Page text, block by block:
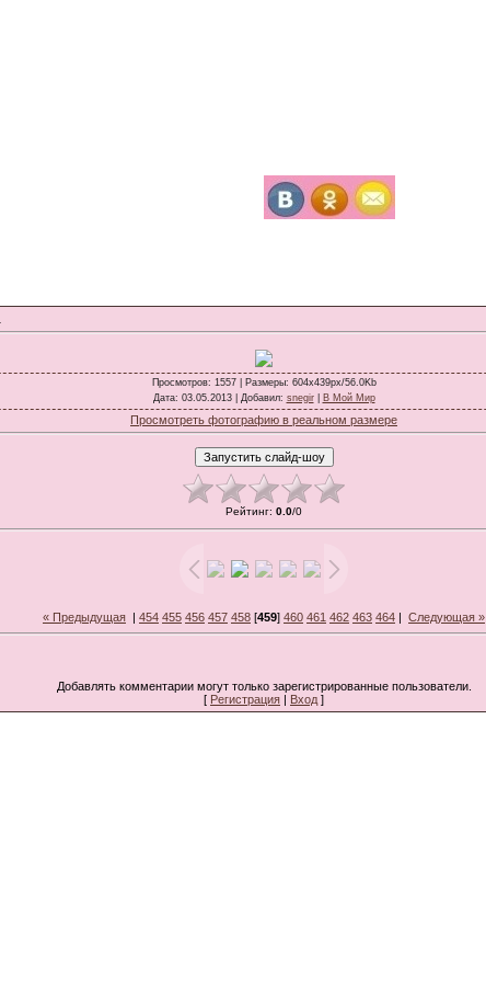
Просмотров: 1557 | Размеры: 604x439px/56.0Kb
Дата: 03.05.2013 | Добавил: snegir| В Мой Мир
Просмотреть фотографию в реальном размере
Рейтинг: 0.0/0
« Предыдущая | 454 455 456 457 458 [459] 460 461 462 463 464 | Следующая »
Добавлять комментарии могут только зарегистрированные пользователи.
[ Регистрация Вход ]